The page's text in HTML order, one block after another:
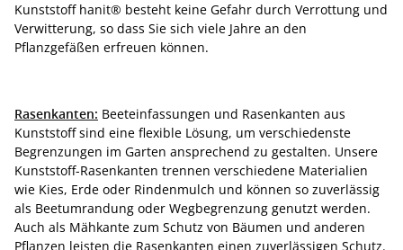
Kunststoff hanit® besteht keine Gefahr durch Verrottung und
Verwitterung, so dass Sie sich viele Jahre an den
Pflanzgefäßen erfreuen können.
Rasenkanten: Beeteinfassungen und Rasenkanten aus
Kunststoff sind eine flexible Lösung, um verschiedenste
Begrenzungen im Garten ansprechend zu gestalten. Unsere
Kunststoff-Rasenkanten trennen verschiedene Materialien
wie Kies, Erde oder Rindenmulch und können so zuverlässig
als Beetumrandung oder Wegbegrenzung genutzt werden.
Auch als Mähkante zum Schutz von Bäumen und anderen
Pflanzen leisten die Rasenkanten einen zuverlässigen Schutz.